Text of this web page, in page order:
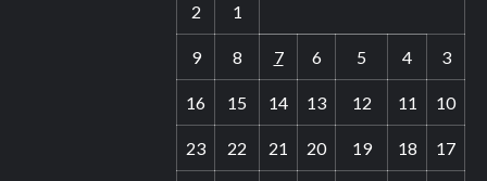
1
2
3
4
5
6
7
8
9
10
11
12
13
14
15
16
17
18
19
20
21
22
23